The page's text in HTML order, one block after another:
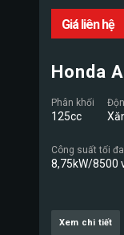
Giá liên hệ
Honda
Phân khối
125cc
Công suất tối đa
8,75kW/8500
Xem chi tiết